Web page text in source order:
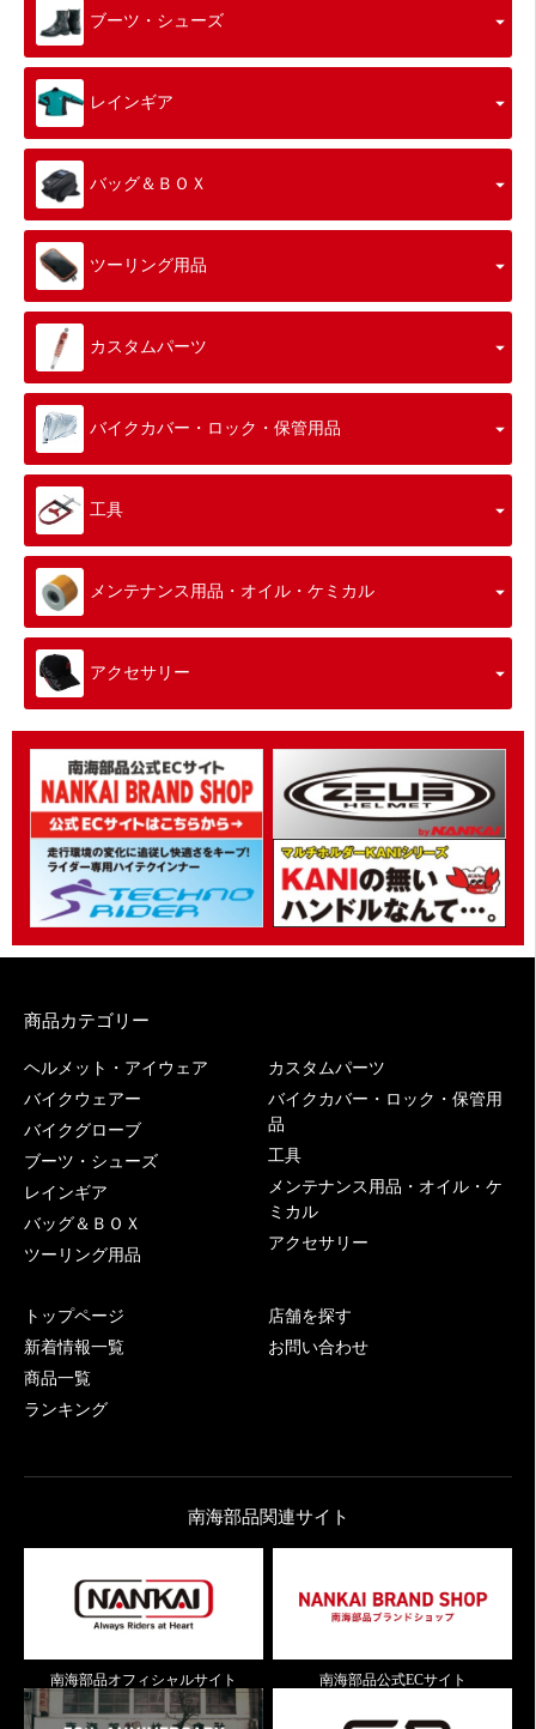
ブーツ・シューズ
レインギア
バッグ＆ＢＯＸ
ツーリング用品
カスタムパーツ
バイクカバー・ロック・保管用品
工具
メンテナンス用品・オイル・ケミカル
アクセサリー
商品カテゴリー
ヘルメット・アイウェア
バイクウェアー
バイクグローブ
ブーツ・シューズ
レインギア
バッグ＆ＢＯＸ
ツーリング用品
カスタムパーツ
バイクカバー・ロック・保管用
品
工具
メンテナンス用品・オイル・ケ
ミカル
アクセサリー
トップページ
新着情報一覧
商品一覧
ランキング
店舗を探す
お問い合わせ
南海部品関連サイト
南海部品オフィシャルサイト 南海部品公式ECサイト